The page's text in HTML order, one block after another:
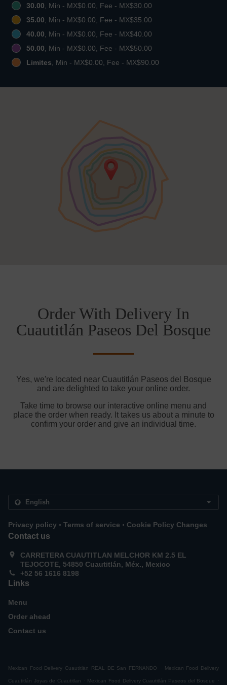
30.00, Min - MX$0.00, Fee - MX$30.00
35.00, Min - MX$0.00, Fee - MX$35.00
40.00, Min - MX$0.00, Fee - MX$40.00
50.00, Min - MX$0.00, Fee - MX$50.00
Limites, Min - MX$0.00, Fee - MX$90.00
Order With Delivery In
Cuautitlán Paseos Del Bosque
Yes, we're located near Cuautitlán Paseos del Bosque
and are delighted to take your online order.
Take time to browse our interactive online menu and
place the order when ready. It takes us about a minute to
confirm your order and give an individual time.
Privacy policy . Terms of service . Cookie Policy Changes
Contact us
CARRETERA CUAUTITLAN MELCHOR KM 2.5 EL
TEJOCOTE, 54850 Cuautitlán, Méx., Mexico
+52 56 1616 8198
Links
Menu
Order ahead
Contact us
Mexican Food Delivery Cuautitlán REAL DE San FERNANDO . Mexican Food Delivery
Cuautitlán Joyas de Cuautitlan . Mexican Food Delivery Cuautitlán Paseos del Bosque .